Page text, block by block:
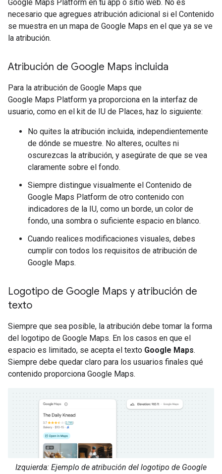
Google Maps Platform en tu app o sitio web. No es
necesario que agregues atribución adicional si el Contenido
se muestra en un mapa de Google Maps en el que ya se ve
la atribución.
Atribución de Google Maps incluida
Para la atribución de Google Maps que
Google Maps Platform ya proporciona en la interfaz de
usuario, como en el kit de IU de Places, haz lo siguiente:
No quites la atribución incluida, independientemente
de dónde se muestre. No alteres, ocultes ni
oscurezcas la atribución, y asegúrate de que se vea
claramente sobre el fondo.
Siempre distingue visualmente el Contenido de
Google Maps Platform de otro contenido con
indicadores de la IU, como un borde, un color de
fondo, una sombra o suficiente espacio en blanco.
Cuando realices modificaciones visuales, debes
cumplir con todos los requisitos de atribución de
Google Maps.
Logotipo de Google Maps y atribución de
texto
Siempre que sea posible, la atribución debe tomar la forma
del logotipo de Google Maps. En los casos en que el
espacio es limitado, se acepta el texto Google Maps.
Siempre debe quedar claro para los usuarios finales qué
contenido proporciona Google Maps.
Izquierda: Ejemplo de atribución del logotipo de Google